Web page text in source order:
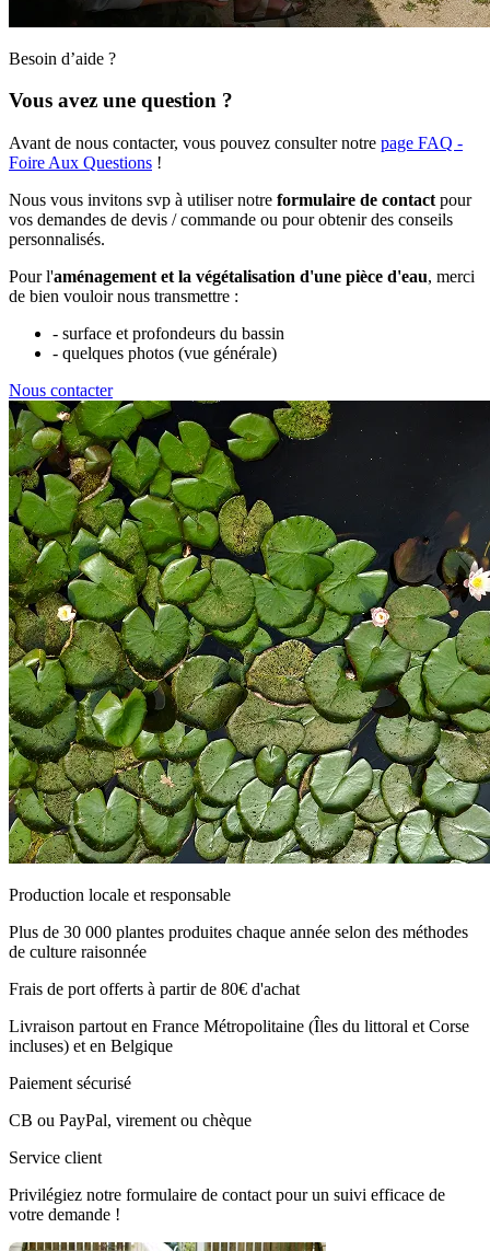
Besoin d’aide ?
Vous avez une question ?
Avant de nous contacter, vous pouvez consulter notre page FAQ -
Foire Aux Questions !
Nous vous invitons svp à utiliser notre formulaire de contact pour
vos demandes de devis / commande ou pour obtenir des conseils
personnalisés.
Pour l'aménagement et la végétalisation d'une pièce d'eau, merci
de bien vouloir nous transmettre :
- surface et profondeurs du bassin
- quelques photos (vue générale)
Nous contacter
Production locale et responsable
Plus de 30 000 plantes produites chaque année selon des méthodes
de culture raisonnée
Frais de port offerts à partir de 80€ d'achat
Livraison partout en France Métropolitaine (Îles du littoral et Corse
incluses) et en Belgique
Paiement sécurisé
CB ou PayPal, virement ou chèque
Service client
Privilégiez notre formulaire de contact pour un suivi efficace de
votre demande !